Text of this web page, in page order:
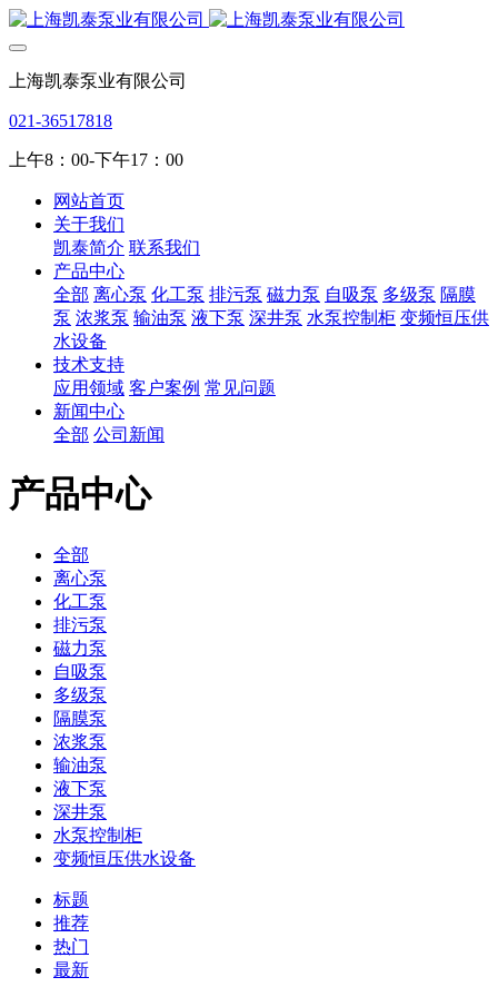
上海凯泰泵业有限公司
021-36517818
上午8：00-下午17：00
网站首页
关于我们
凯泰简介 联系我们
产品中心
全部 离心泵 化工泵 排污泵 磁力泵 自吸泵 多级泵 隔膜
泵 浓浆泵 输油泵 液下泵 深井泵 水泵控制柜 变频恒压供
水设备
技术支持
应用领域 客户案例 常见问题
新闻中心
全部 公司新闻
产品中心
全部
离心泵
化工泵
排污泵
磁力泵
自吸泵
多级泵
隔膜泵
浓浆泵
输油泵
液下泵
深井泵
水泵控制柜
变频恒压供水设备
标题
推荐
热门
最新